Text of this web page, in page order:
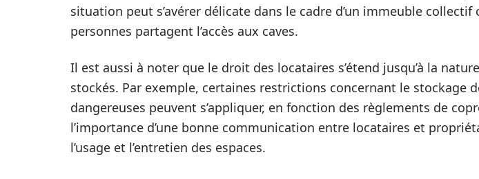
situation peut s’avérer délicate dans le cadre d’un immeuble collectif
personnes partagent l’accès aux caves.
Il est aussi à noter que le droit des locataires s’étend jusqu’à la
stockés. Par exemple, certaines restrictions concernant le stockage
dangereuses peuvent s’appliquer, en fonction des règlements de
l’importance d’une bonne communication entre locataires et
l’usage et l’entretien des espaces.